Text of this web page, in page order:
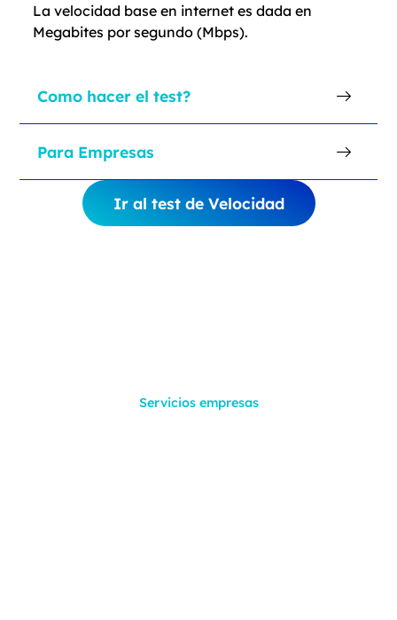
La velocidad base en internet es dada en
Megabites por segundo (Mbps).
Como hacer el test?
Para Empresas
Ir al test de Velocidad
Servicios empresas
Servicios de Conectividad